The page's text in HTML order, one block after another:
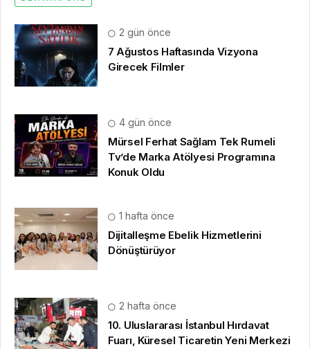
2 gün önce
7 Ağustos Haftasında Vizyona
Girecek Filmler
4 gün önce
Mürsel Ferhat Sağlam Tek Rumeli
Tv’de Marka Atölyesi Programına
Konuk Oldu
1 hafta önce
Dijitalleşme Ebelik Hizmetlerini
Dönüştürüyor
2 hafta önce
10. Uluslararası İstanbul Hırdavat
Fuarı, Küresel Ticaretin Yeni Merkezi